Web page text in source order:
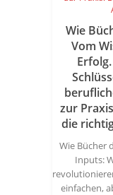
Wie
Vom
zur
die
Wie Bücher
Inputs:
einfachen,